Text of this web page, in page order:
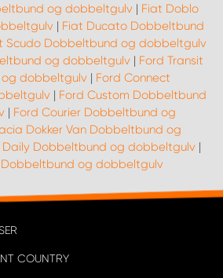
og dobbeltgulv| Fiat Doblo
| Fiat Ducato Dobbeltbund
Scudo Dobbeltbund og dobbeltgulv
og dobbeltgulv | Ford Transit
dobbeltgulv| Ford Connect
| Ford Custom Dobbeltbund
| Ford Courier Dobbeltbund og
Dokker Van Dobbeltbund og
Daily Dobbeltbund og dobbeltgulv|
og dobbeltgulv
COUNTRY